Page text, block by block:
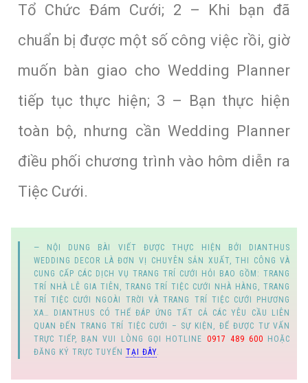
Tổ Chức Đám Cưới; 2 – Khi bạn đã
chuẩn bị được một số công việc rồi, giờ
muốn bàn giao cho Wedding Planner
tiếp tục thực hiện; 3 – Bạn thực hiện
toàn bộ, nhưng cần Wedding Planner
điều phối chương trình vào hôm diễn ra
Tiệc Cưới.
NỘI DUNG BÀI VIẾT ĐƯỢC THỰC HIỆN BỞI
DIANTHUS
WEDDING DECOR LÀ ĐƠN VỊ CHUYÊN SẢN XUẤT, THI CÔNG VÀ
CUNG CẤP CÁC DỊCH VỤ TRANG TRÍ CƯỚI HỎI BAO GỒM:TRANG
TRÍ NHÀ LỄ GIA TIÊN , TRANG TRÍ TIỆC CƯỚI NHÀ HÀNG ,TRANG
TRÍ TIỆC CƯỚI NGOÀI TRỜI
VÀTRANG TRÍ TIỆC CƯỚI PHƯƠNG
XA… DIANTHUS CÓ THỂ ĐÁP ỨNG TẤT CẢ CÁC YÊU CẦU LIÊN
QUAN ĐẾN TRANG TRÍ TIỆC CƯỚI – SỰ KIỆN , ĐỂ ĐƯỢC TƯ VẤN
TRỰC TIẾP, BẠN VUI LÒNG GỌI
HOTLINE 0917 489 600 HOẶC
ĐĂNG KÝ TRỰC TUYẾN TẠI ĐÂY.